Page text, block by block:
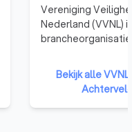
Vereniging
Nederland (VVNL)
bekend als VBe
scala aan diensten
Bekijk alle